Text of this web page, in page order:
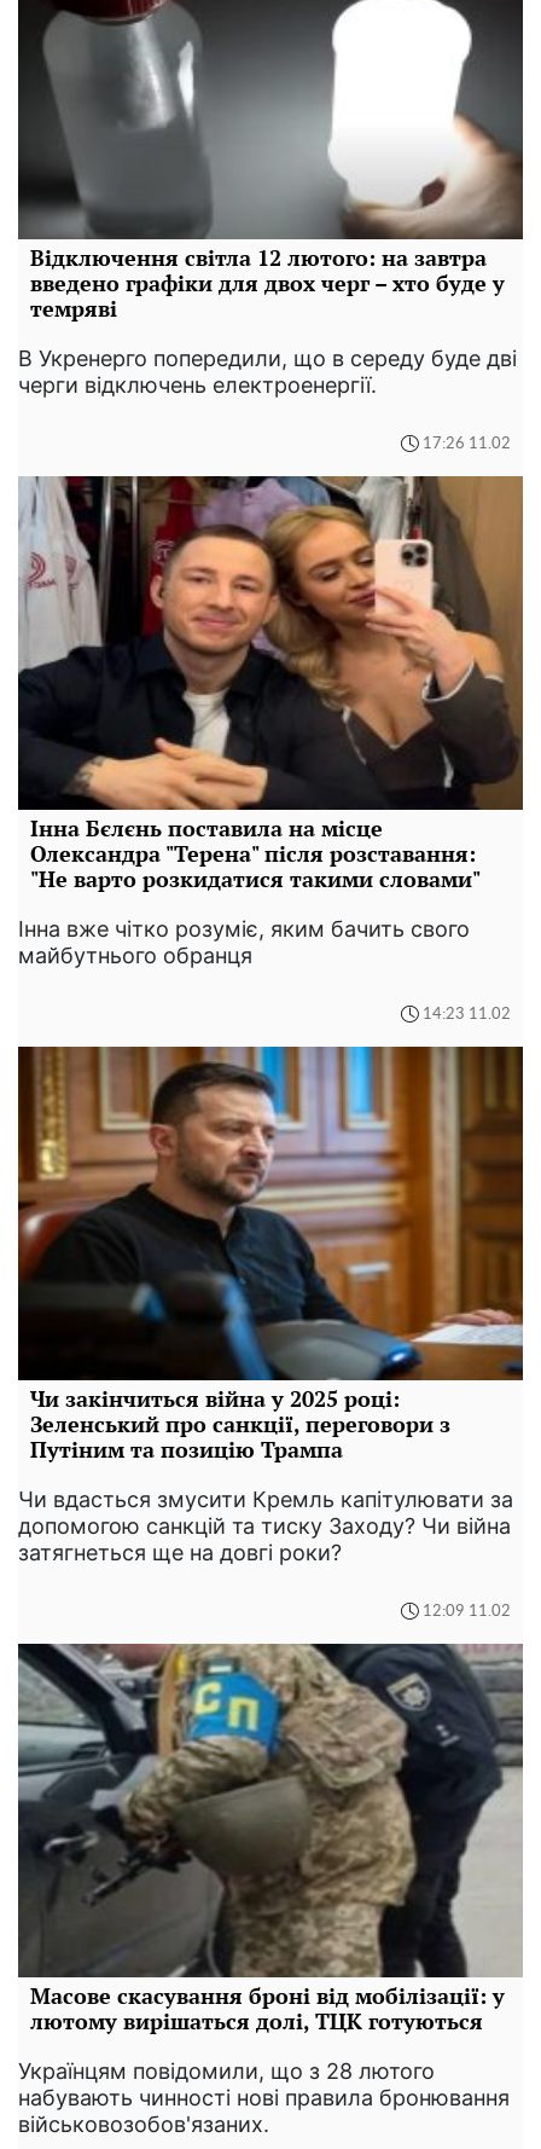
Відключення світла 12 лютого: на завтра
введено графіки для двох черг – хто буде у
темряві
В Укренерго попередили, що в середу буде дві
черги відключень електроенергії.
17:26 11.02
Інна Бєлєнь поставила на місце
Олександра "Терена" після розставання:
"Не варто розкидатися такими словами"
Інна вже чітко розуміє, яким бачить свого
майбутнього обранця
14:23 11.02
Чи закінчиться війна у 2025 році:
Зеленський про санкції, переговори з
Путіним та позицію Трампа
Чи вдасться змусити Кремль капітулювати за
допомогою санкцій та тиску Заходу? Чи війна
затягнеться ще на довгі роки?
12:09 11.02
Масове скасування броні від мобілізації: у
лютому вирішаться долі, ТЦК готуються
Українцям повідомили, що з 28 лютого
набувають чинності нові правила бронювання
військовозобов'язаних.